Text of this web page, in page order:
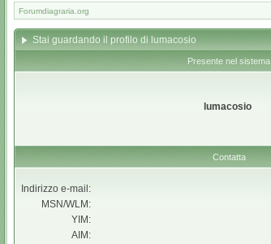
Forumdiagraria.org
Stai guardando il profilo di lumacosio
Presente nel sistema
lumacosio
Contatta
Indirizzo e-mail:
MSN/WLM:
YIM:
AIM: